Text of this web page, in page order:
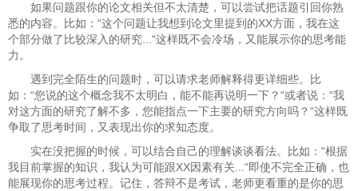
如果问题跟你的论文相关但不太清楚，可以尝试把话题引回你熟
悉的内容。比如：“这个问题让我想到论文里提到的XX方面，我在这
个部分做了比较深入的研究...“这样既不会冷场，又能展示你的思考能
力。
遇到完全陌生的问题时，可以请求老师解释得更详细些。比
如：“您说的这个概念我不太明白，能不能再说明一下？“或者说：“我
对这方面的研究了解不多，您能指点一下主要的研究方向吗？“这样既
争取了思考时间，又表现出你的求知态度。
实在没把握的时候，可以结合自己的理解谈谈看法。比如：“根据
我目前掌握的知识，我认为可能跟XX因素有关...“即使不完全正确，也
能展现你的思考过程。记住，答辩不是考试，老师更看重的是你的思